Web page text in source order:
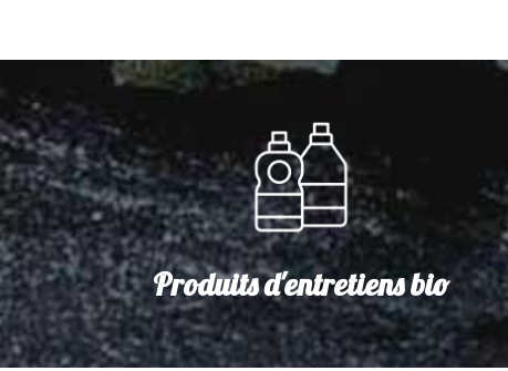
Produits d'entretiens bio